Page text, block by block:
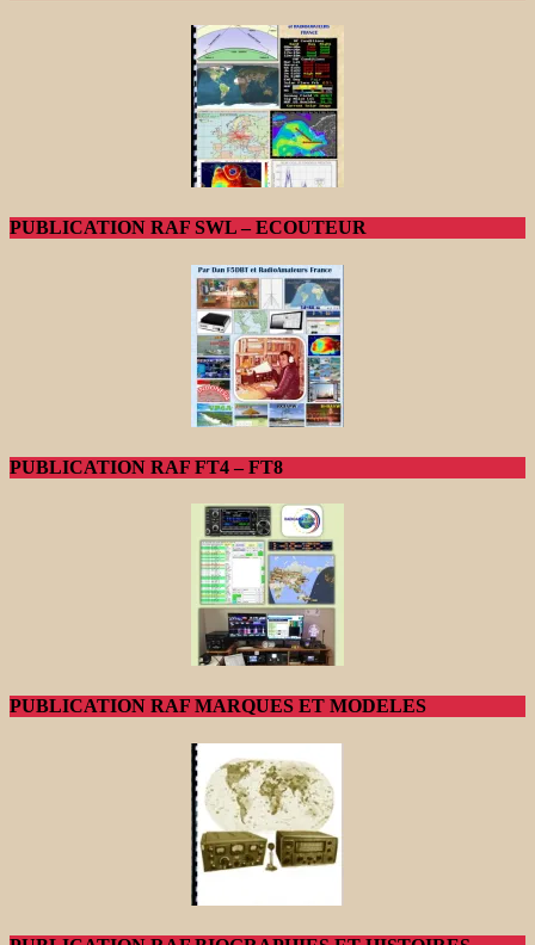
PUBLICATION RAF SWL – ECOUTEUR
PUBLICATION RAF FT4 – FT8
PUBLICATION RAF MARQUES ET MODELES